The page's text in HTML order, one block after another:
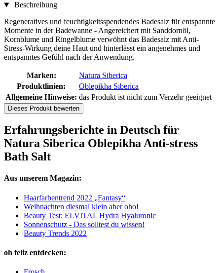
Beschreibung
Regeneratives und feuchtigkeitsspendendes Badesalz für entspannte
Momente in der Badewanne - Angereichert mit Sanddornöl,
Kornblume und Ringelblume verwöhnt das Badesalz mit Anti-
Stress-Wirkung deine Haut und hinterlässt ein angenehmes und
entspanntes Gefühl nach der Anwendung.
Marken:
Natura Siberica
Produktlinien:
Oblepikha Siberica
Allgemeine Hinweise: das Produkt ist nicht zum Verzehr geeignet
Dieses Produkt bewerten
Erfahrungsberichte in Deutsch für
Natura Siberica Oblepikha Anti-stress
Bath Salt
Aus unserem Magazin:
Haarfarbentrend 2022 „Fantasy“
Weihnachten diesmal klein aber oho!
Beauty Test: ELVITAL Hydra Hyaluronic
Sonnenschutz - Das solltest du wissen!
Beauty Trends 2022
oh feliz entdecken: